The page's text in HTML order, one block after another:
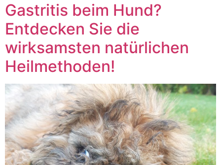
Gastritis beim Hund?
Entdecken Sie die
wirksamsten natürlichen
Heilmethoden!